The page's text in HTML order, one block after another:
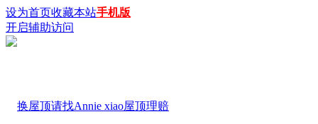
设为首页收藏本站手机版
开启辅助访问